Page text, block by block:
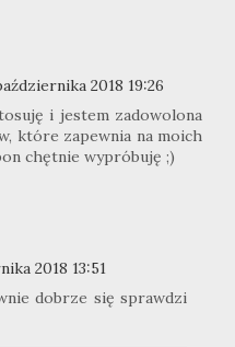
2018 19:26
i jestem zadowolona
które zapewnia na moich
chętnie wypróbuję ;)
2018 13:51
dobrze się sprawdzi